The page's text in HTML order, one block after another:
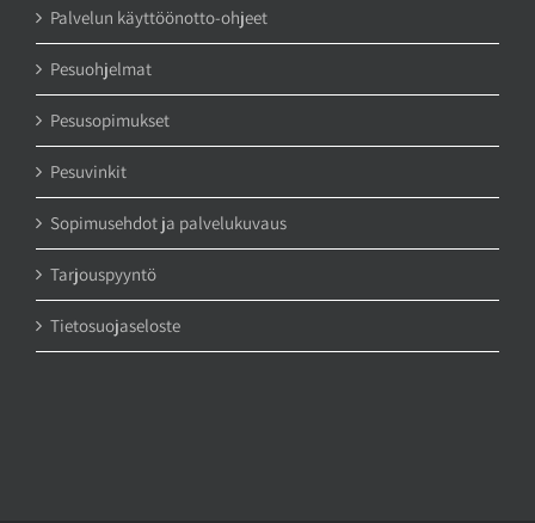
Palvelun käyttöönotto-ohjeet
Pesuohjelmat
Pesusopimukset
Pesuvinkit
Sopimusehdot ja palvelukuvaus
Tarjouspyyntö
Tietosuojaseloste